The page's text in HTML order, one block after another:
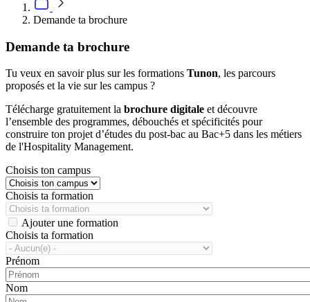
Demande ta brochure
Demande ta brochure
Tu veux en savoir plus sur les formations Tunon, les parcours
proposés et la vie sur les campus ?
Télécharge gratuitement la brochure digitale et découvre
l’ensemble des programmes, débouchés et spécificités pour
construire ton projet d’études du post-bac au Bac+5 dans les métiers
de l'Hospitality Management.
Choisis ton campus
Choisis ta formation
Ajouter une formation
Choisis ta formation
Prénom
Nom